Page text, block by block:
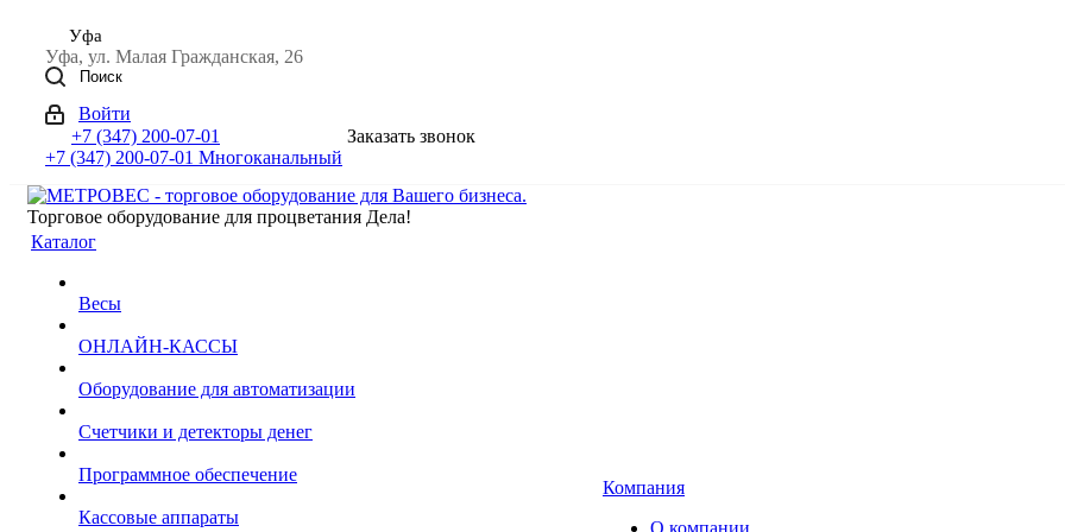
Уфа
Уфа, ул. Малая Гражданская, 26
Поиск
Войти
+7 (347) 200-07-01
+7 (347) 200-07-01 Многоканальный
Заказать звонок
Торговое оборудование для процветания Дела!
Каталог
Весы
ОНЛАЙН-КАССЫ
Оборудование для автоматизации
Счетчики и детекторы денег
Программное обеспечение
Кассовые аппараты
Компания
О компании